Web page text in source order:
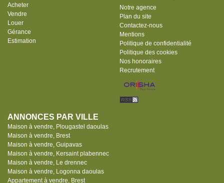
Acheter
Vendre
Louer
Gérance
Estimation
Notre agence
Plan du site
Contactez-nous
Mentions
Politique de confidentialité
Politique des cookies
Nos honoraires
Recrutement
ANNONCES PAR VILLE
Maison à vendre, Plougastel daoulas
Maison à vendre, Brest
Maison à vendre, Guipavas
Maison à vendre, Kersaint plabennec
Maison à vendre, Le drennec
Maison à vendre, Logonna daoulas
Appartement à vendre, Brest